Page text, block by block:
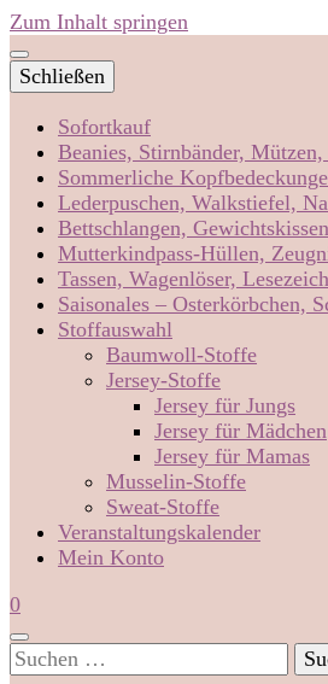
Zum Inhalt springen
Schließen
Sofortkauf
Beanies, Stirnbänder,
Sommerliche
Lederpuschen, Walkstiefel,
Bettschlangen,
Mutterkindpass-Hüllen,
Tassen, Wagenlöser,
Saisonales – Osterkörbchen,
Stoffauswahl
Baumwoll-Stoffe
Jersey-Stoffe
Jersey für Jungs
Jersey für Mädchen
Jersey für Mamas
Musselin-Stoffe
Sweat-Stoffe
Veranstaltungskalender
Mein Konto
0
Suchen
nach: